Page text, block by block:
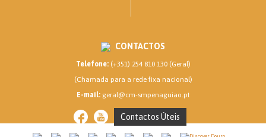
CONTACTOS
Telefone:(+351) 254 810 130 (Geral)
(Chamada para a rede fixa nacional)
E-mail:geral@cm-smpenaguiao.pt
Contactos Úteis